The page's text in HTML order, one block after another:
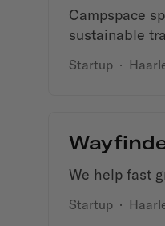
Campspace
sustainable
Startup ·
We help fast
Startup ·